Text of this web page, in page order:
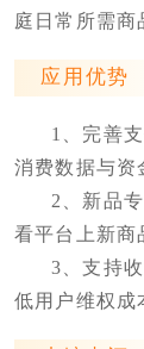
庭日常所需商
应用优势
1、完善
消费数据与资
2、新品
看平台上新商
3、支持
低用户维权成